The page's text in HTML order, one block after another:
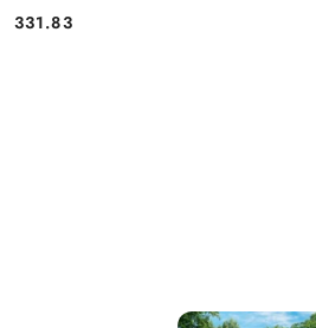
Cena:
331.83